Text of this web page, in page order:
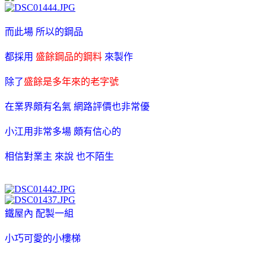
而此場 所以的鋼品
都採用 盛餘鋼品的鋼料 來製作
除了盛餘是多年來的老字號
在業界頗有名氣 網路評價也非常優
小江用非常多場 頗有信心的
相信對業主 來說 也不陌生
鐵屋內 配製一組
小巧可愛的小樓梯